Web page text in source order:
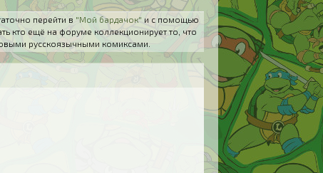
перейти в "Мой бардачок" и с помощью
кто ещё на форуме коллекционирует то, что
русскоязычными комиксами.